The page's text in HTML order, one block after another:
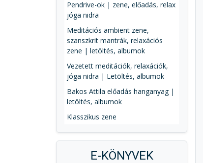
Pendrive-ok | zene, előadás, relax
jóga nidra
Meditációs ambient zene,
szanszkrit mantrák, relaxációs
zene | letöltés, albumok
Vezetett meditációk, relaxációk,
jóga nidra | Letöltés, albumok
Bakos Attila előadás hanganyag |
letöltés, albumok
Klasszikus zene
E-KÖNYVEK